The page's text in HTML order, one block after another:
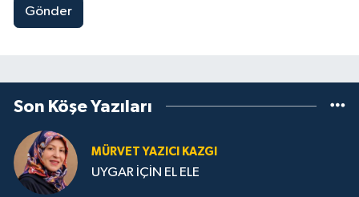
Gönder
Son Köşe Yazıları
MÜRVET YAZICI KAZGI
UYGAR İÇİN EL ELE